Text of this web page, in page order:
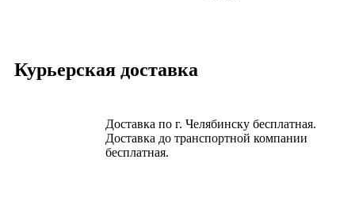
Курьерская доставка
Доставка по г. Челябинску бесплатная.
Доставка до транспортной компании
бесплатная.